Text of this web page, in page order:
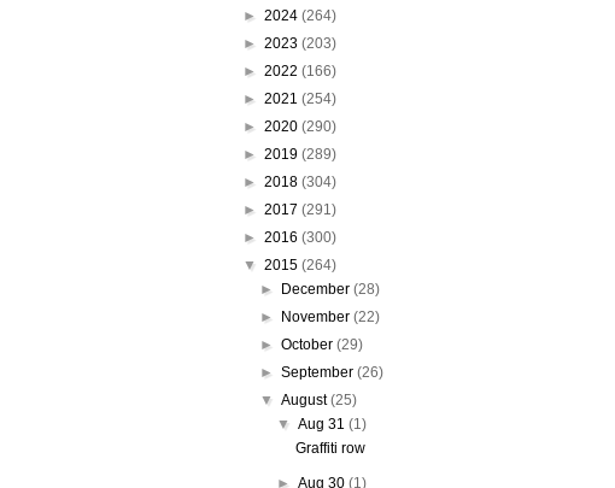
► 2024 (264)
► 2023 (203)
► 2022 (166)
► 2021 (254)
► 2020 (290)
► 2019 (289)
► 2018 (304)
► 2017 (291)
► 2016 (300)
▼ 2015 (264)
►
December (28)
►
November (22)
► October (29)
► September (26)
▼ August(25)
▼Aug 31(1)
Graffiti row
►Aug 30(1)